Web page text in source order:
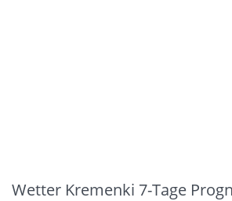
Wetter Kremenki 7-Tage